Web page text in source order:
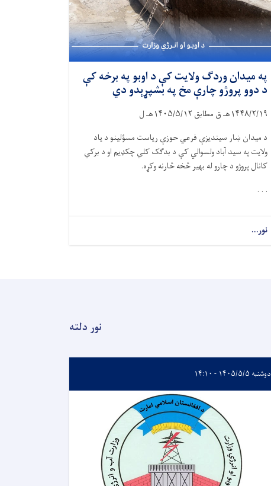
په میدان وردګ ولایت کې د اوبو په برخه کې
د دوو پروژو چارې مخ په بشپړېدو دي
۱۴۴۸/۲/۱۹هـ ق مطابق ۱۴۰۵/۵/۱۲هـ ل
د میدان ښار سیندیزې فرعي حوزې ریاست مسؤلینو د یاد
ولایت په سید آباد ولسوالي کې د بدګک کلي چکډیم او د برکي
کانال پروژو د چارو له بهیر څخه څارنه وکړه.
. . .
نور...
نور دلته
دوشنبه ۱۴۰۵/۵/۵ - ۱۴:۱۰